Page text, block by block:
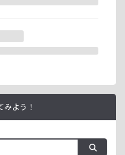
みよう！